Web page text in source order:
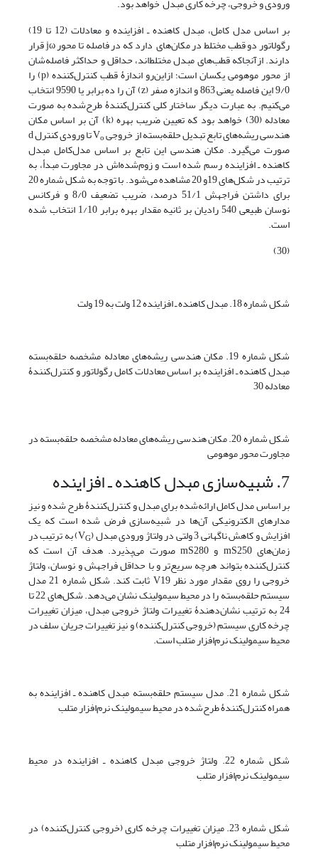
ورودی و خروجی، چرخه کاری مبدل خواهد بود.
بر اساس مدل کامل، مبدل کاهنده ـ افزاینده و معادلات (12 تا 19)
رگولاتور دو قطب مختلط در مکان‌های دارد که در فاصله تا محور jω قرار
دارند. ازآنجاکه قطب‌های مبدل مختلط‌اند، حداقل و حداکثر فاصله‌شان
از محور موهومی یکسان است؛ ازاین‌رو اندازۀ قطب کنترل‌کننده (p) را
9/0 این فاصله یعنی 863 و اندازه صفر (z) آن را ده برابر یا 9590 انتخاب
می‌کنیم. به عبارت دیگر ساختار کلی کنترل‌کنندۀ طرح‌شده به صورت
معادله (30) خواهد بود که تعیین ضریب بهره (k) آن بر اساس مکان
هندسی ریشه‌های تابع تبدیل حلقه‌‌بسته از خروجی Vo تا ورودی کنترل d
صورت می‌گیرد. مکان هندسی این تابع بر اساس مدل‌کامل مبدل
کاهنده ـ افزاینده رسم شده است و زوم‌شده‌اش در مجاورت مبدأ، به
ترتیب در شکل‌های 19و 20 مشاهده می‌شود. با توجه به شکل شماره 20
برای داشتن فراجهش 51/1 درصد، ضریب تضعیف 8/0 و فرکانس
نوسان طبیعی 540 رادیان بر ثانیه مقدار بهره برابر 1/10 انتخاب شده
است.
(30)
شکل شماره 18. مبدل کاهنده ـ افزاینده 12 ولت به 19 ولت
شکل شماره 19. مکان هندسی ریشه‌های معادله مشخصه حلقه‌بسته
مبدل کاهنده ـ افزاینده بر اساس معادلات کامل رگولاتور و کنترل‌کنندۀ
معادله 30
شکل شماره 20. مکان هندسی ریشه‌های معادله مشخصه حلقه‌‌بسته در
مجاورت محور موهومی
7. شبیه‌سازی مبدل کاهنده ـ افزاینده
بر اساس مدل کامل ارائه‌شده برای مبدل و کنترل‌کنندۀ طرح شده و نیز
مدارهای الکترونیکی آن‌ها در شبیه‌سازی فرض شده است که یک
افزایش و کاهش ناگهانی 3 ولتی در ولتاژ ورودی مبدل (V G ) به ترتیب در
زمان‌های mS250 و mS280 صورت می‌پذیرد. هدف آن است که
کنترل‌کننده بتواند هرچه سریع‌تر و با حداقل فراجهش و نوسان، ولتاژ
خروجی را روی مقدار مورد نظر V19 ثابت کند. شکل شماره 21 مدل
سیستم حلقه‌بسته را در محیط سیمولینک نشان می‌دهد. شکل‌های 22 تا
24 به ترتیب نشان‌دهندۀ تغییرات ولتاژ خروجی مبدل، میزان تغییرات
چرخه کاری سیستم (خروجی کنترل‌کننده) و نیز تغییرات جریان سلف در
محیط سیمولینک نرم‌افزار متلب است.
شکل شماره 21. مدل سیستم حلقه‌بسته مبدل کاهنده ـ افزاینده به
همراه کنترل‌کنندۀ طرح‌شده در محیط سیمولینک نرم‌افزار متلب
شکل شماره 22. ولتاژ خروجی مبدل کاهنده ـ افزاینده در محیط
سیمولینک نرم‌افزار متلب
شکل شماره 23. میزان تغییرات چرخه کاری (خروجی کنترل‌کننده) در
محیط سیمولینک نرم‌افزار متلب